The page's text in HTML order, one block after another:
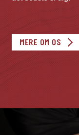
MERE OM OS